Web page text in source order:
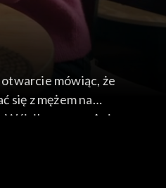
mówiąc, że
się z mężem na
Wójcik pomaga Ani